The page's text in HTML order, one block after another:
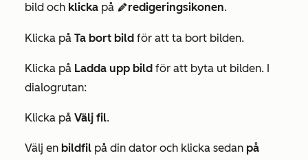
bild och klicka på editredigeringsikonen.
Klicka på Ta bort bild för att ta bort bilden.
Klicka på Ladda upp bild för att byta ut bilden. I
dialogrutan:
Klicka på Välj fil.
Välj en bildfil på din dator och klicka sedan på